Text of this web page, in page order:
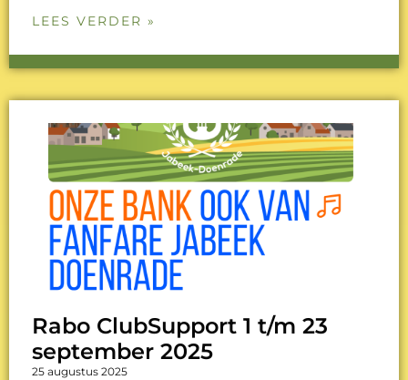
LEES VERDER »
Rabo ClubSupport 1 t/m 23
september 2025
25 augustus 2025